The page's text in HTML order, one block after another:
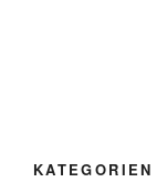
KATEGORIEN